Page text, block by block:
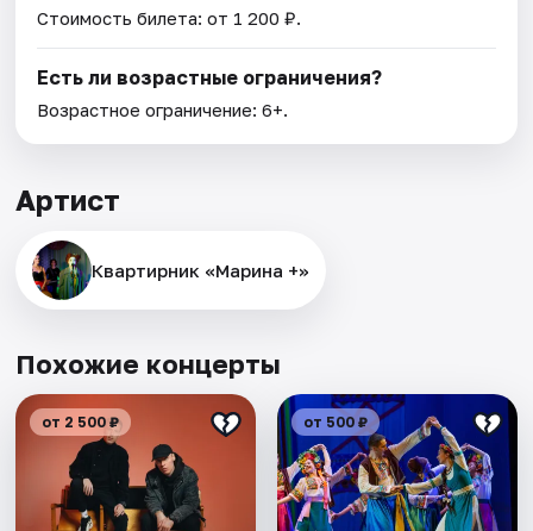
Стоимость билета: от 1 200 ₽.
Есть ли возрастные ограничения?
Возрастное ограничение: 6+.
Артист
Квартирник «Марина +»
Похожие концерты
от 2 500 ₽ от 500 ₽